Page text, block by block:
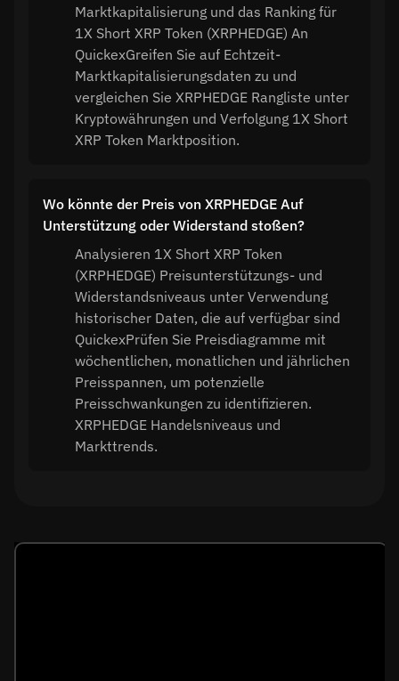
Marktkapitalisierung und das Ranking für
1X Short XRP Token (XRPHEDGE) An
QuickexGreifen Sie auf Echtzeit-
Marktkapitalisierungsdaten zu und
vergleichen Sie XRPHEDGE Rangliste unter
Kryptowährungen und Verfolgung 1X Short
XRP Token Marktposition.
Wo könnte der Preis von XRPHEDGE Auf
Unterstützung oder Widerstand stoßen?
Analysieren 1X Short XRP Token
(XRPHEDGE) Preisunterstützungs- und
Widerstandsniveaus unter Verwendung
historischer Daten, die auf verfügbar sind
QuickexPrüfen Sie Preisdiagramme mit
wöchentlichen, monatlichen und jährlichen
Preisspannen, um potenzielle
Preisschwankungen zu identifizieren.
XRPHEDGE Handelsniveaus und
Markttrends.